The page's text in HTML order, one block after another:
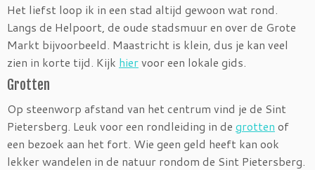
Het liefst loop ik in een stad altijd gewoon wat rond.
Langs de Helpoort, de oude stadsmuur en over de Grote
Markt bijvoorbeeld. Maastricht is klein, dus je kan veel
zien in korte tijd. Kijk hiervoor een lokale gids.
Grotten
Op steenworp afstand van het centrum vind je de Sint
Pietersberg. Leuk voor een rondleiding in de grotten of
een bezoek aan het fort. Wie geen geld heeft kan ook
lekker wandelen in de natuur rondom de Sint Pietersberg.